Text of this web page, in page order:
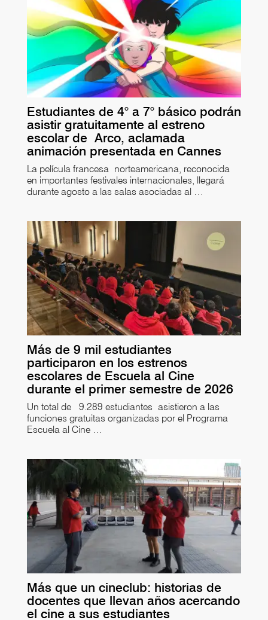
Estudiantes de 4° a 7° básico podrán
asistir gratuitamente al estreno
escolar de Arco, aclamada
animación presentada en Cannes
La película francesa norteamericana, reconocida
en importantes festivales internacionales, llegará
durante agosto a las salas asociadas al …
Más de 9 mil estudiantes
participaron en los estrenos
escolares de Escuela al Cine
durante el primer semestre de 2026
Un total de 9.289 estudiantes asistieron a las
funciones gratuitas organizadas por el Programa
Escuela al Cine …
Más que un cineclub: historias de
docentes que llevan años acercando
el cine a sus estudiantes